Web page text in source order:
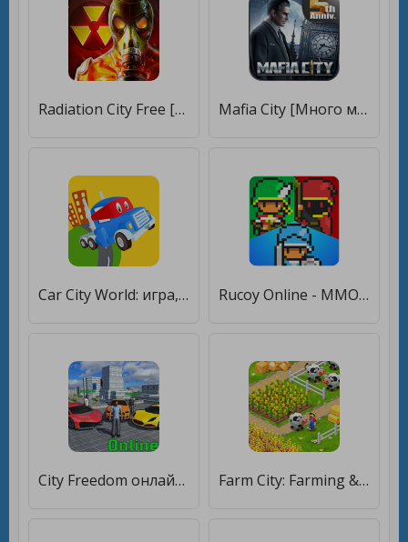
Radiation City Free [Много монет] Mafia City [Много монет]
Car City World: игра, ТВ-шоу и уроки для малышей [Много монет] Rucoy Online - MMORPG - MMO [Много монет]
City Freedom онлайн симулятор [Много монет] Farm City: Farming & City Building [Много монет]